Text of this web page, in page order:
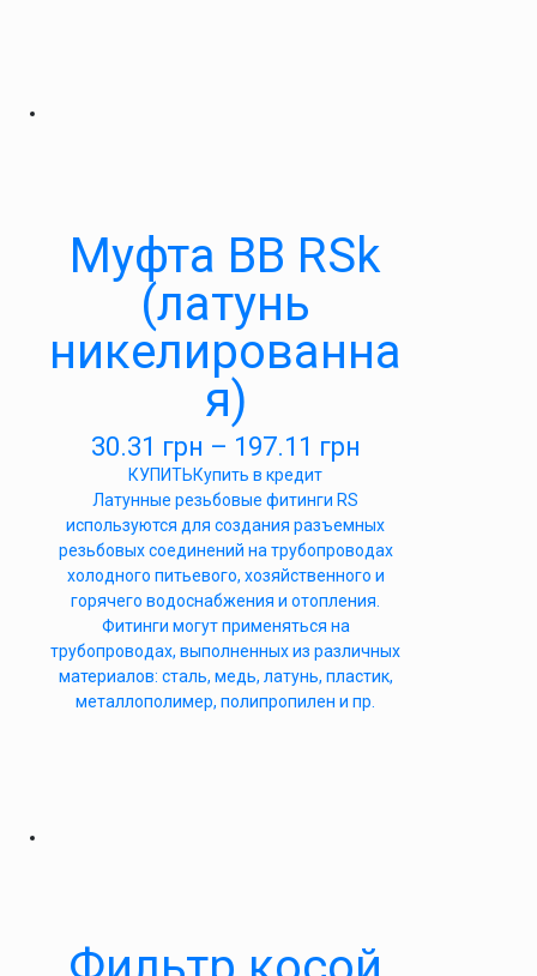
Муфта ВВ RSk
(латунь
никелированна
я)
30.31 грн – 197.11 грн
КУПИТЬКупить в кредит
Латунные резьбовые фитинги RS
используются для создания разъемных
резьбовых соединений на трубопроводах
холодного питьевого, хозяйственного и
горячего водоснабжения и отопления.
Фитинги могут применяться на
трубопроводах, выполненных из различных
материалов: сталь, медь, латунь, пластик,
металлополимер, полипропилен и пр.